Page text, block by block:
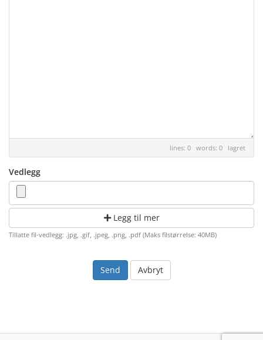
lines: 0 words: 0 lagret
Vedlegg
Legg til mer
Tillatte fil-vedlegg: .jpg, .gif, .jpeg, .png, .pdf (Maks filstørrelse: 40MB)
Avbryt